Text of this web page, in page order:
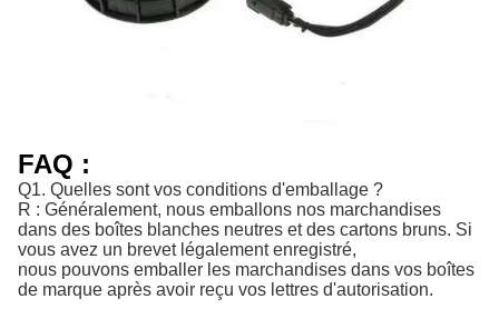
FAQ :
Q1. Quelles sont vos conditions d'emballage ?
R : Généralement, nous emballons nos marchandises
dans des boîtes blanches neutres et des cartons bruns. Si
vous avez un brevet légalement enregistré,
nous pouvons emballer les marchandises dans vos boîtes
de marque après avoir reçu vos lettres d'autorisation.